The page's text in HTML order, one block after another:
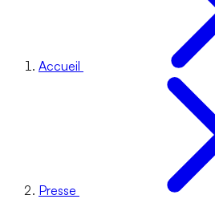
Accueil
Presse